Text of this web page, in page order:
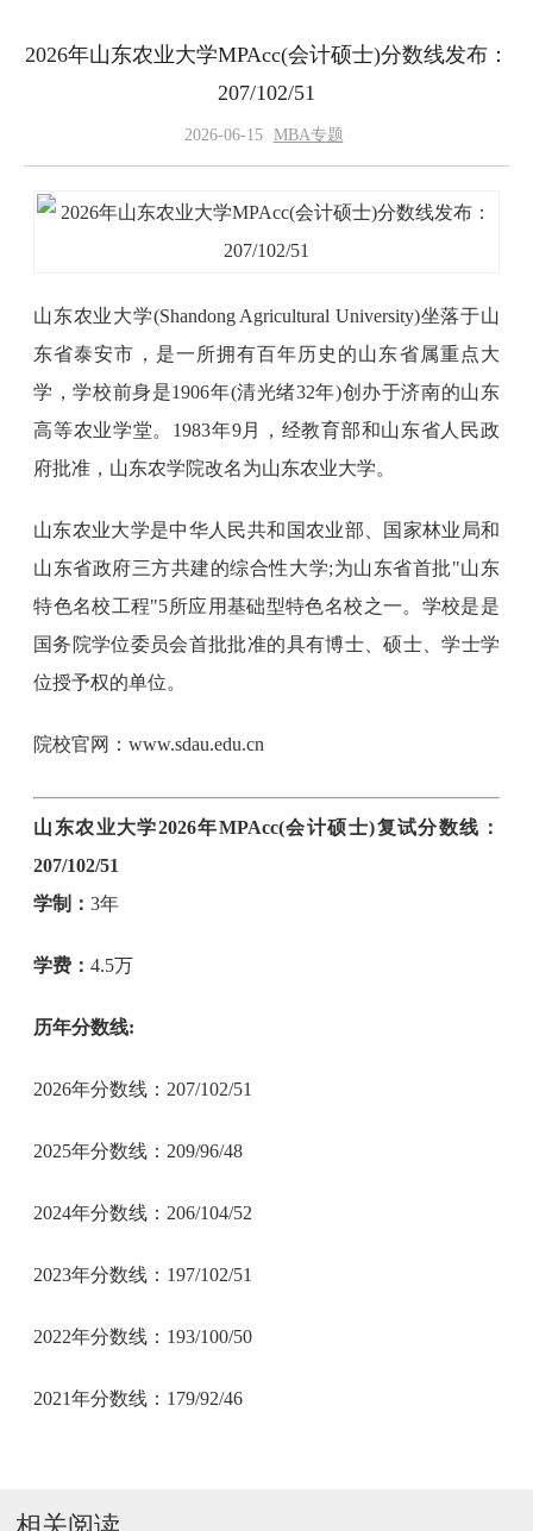
2026年山东农业大学MPAcc(会计硕士)分数线发布：
207/102/51
2026-06-15 MBA专题
山东农业大学(Shandong Agricultural University)坐落于山
东省泰安市，是一所拥有百年历史的山东省属重点大
学，学校前身是1906年(清光绪32年)创办于济南的山东
高等农业学堂。1983年9月，经教育部和山东省人民政
府批准，山东农学院改名为山东农业大学。
山东农业大学是中华人民共和国农业部、国家林业局和
山东省政府三方共建的综合性大学;为山东省首批"山东
特色名校工程"5所应用基础型特色名校之一。学校是是
国务院学位委员会首批批准的具有博士、硕士、学士学
位授予权的单位。
院校官网：www.sdau.edu.cn
山东农业大学2026年MPAcc(会计硕士)复试分数线：
207/102/51
学制：3年
学费：4.5万
历年分数线:
2026年分数线：207/102/51
2025年分数线：209/96/48
2024年分数线：206/104/52
2023年分数线：197/102/51
2022年分数线：193/100/50
2021年分数线：179/92/46